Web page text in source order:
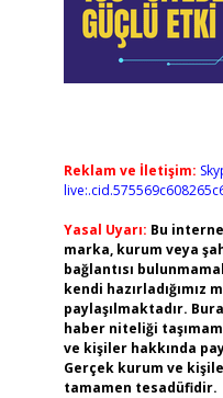
Reklam ve İletişim:
Yasal Uyarı: Bu
marka, kurum veya
bağlantısı
kendi hazırladığımız
paylaşılmaktadır.
haber niteliği
ve kişiler hakkında
Gerçek kurum ve
tamamen tesadüfidir.